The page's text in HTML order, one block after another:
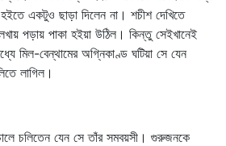
একটুও ছাড়া দিলেন না। শচীশ দেখিতে
পড়ায় পাকা হইয়া উঠিল। কিন্তু সেইখানেই
মিল-বেন্থামের অগ্নিকাণ্ড ঘটিয়া সে যেন
লাগিল।
চলিতেন যেন সে তাঁর সমবয়সী। গুরুজনকে